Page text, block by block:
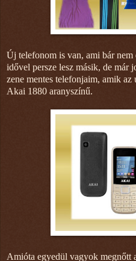
Új telefonom is van, ami bár
idővel persze lesz másik, de már
zene mentes telefonjaim, amik
Akai 1880 aranyszínű.
Amióta egyedül vagyok megnőtt